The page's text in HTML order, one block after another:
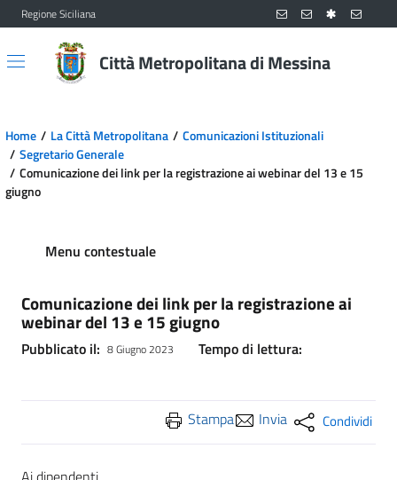
Vai al contenuto principale
Vai al menu principale
Regione Siciliana
Città Metropolitana di Messina
Home La Città Metropolitana
Comunicazioni Istituzionali
Segretario Generale
Comunicazione dei link per la registrazione ai webinar del 13 e 15
giugno
Menu contestuale
Comunicazione dei link per la registrazione ai
webinar del 13 e 15 giugno
Pubblicato il: 8 Giugno 2023 Tempo di lettura:
Stampa Invia Condividi